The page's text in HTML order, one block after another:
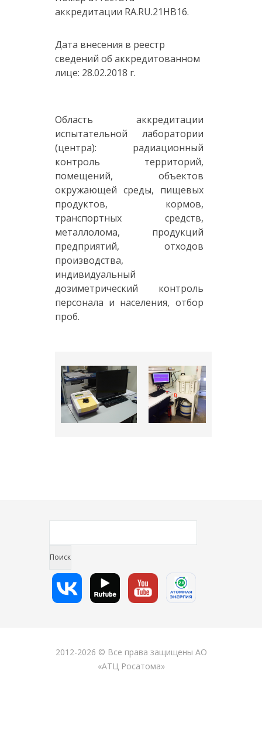
аккредитации RA.RU.21HB16.
Дата внесения в реестр
сведений об аккредитованном
лице: 28.02.2018 г.
Область аккредитации
испытательной лаборатории
(центра): радиационный
контроль территорий,
помещений, объектов
окружающей среды, пищевых
продуктов, кормов,
транспортных средств,
металлолома, продукций
предприятий, отходов
производства,
индивидуальный
дозиметрический контроль
персонала и населения, отбор
проб.
2012-2026 © Все права защищены АО
«АТЦ Росатома»